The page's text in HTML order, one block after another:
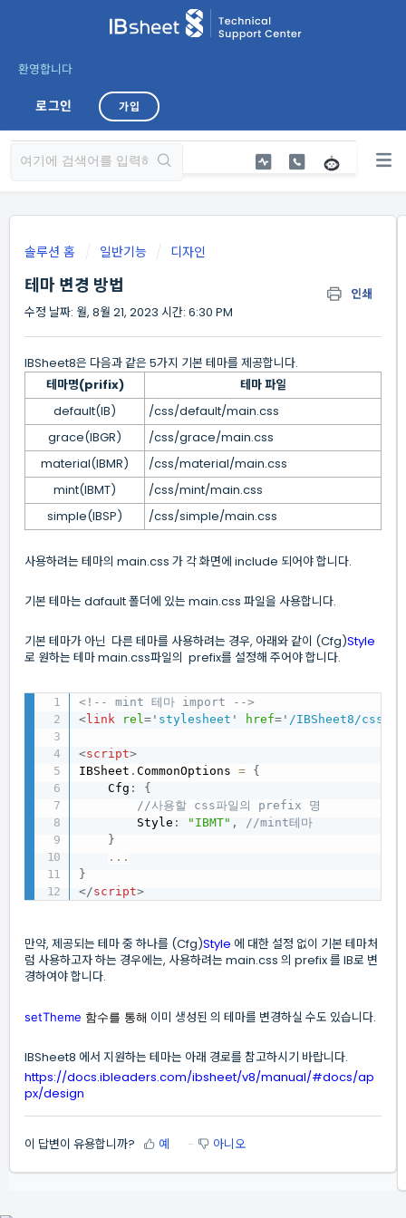
환영합니다
로그인 가입
솔루션 홈 일반기능 디자인
테마 변경 방법
인쇄
수정 날짜: 월, 8월 21, 2023 시간: 6:30 PM
IBSheet8은 다음과 같은 5가지 기본 테마를 제공합니다.
테마명(prifix)
테마 파일
default(IB)
/css/default/main.css
grace(IBGR)
/css/grace/main.css
material(IBMR)
/css/material/main.css
mint(IBMT)
/css/mint/main.css
simple(IBSP)
/css/simple/main.css
사용하려는 테마의 main.css 가 각 화면에 include 되어야 합니다.
기본 테마는 dafault 폴더에 있는 main.css 파일을 사용합니다.
기본 테마가 아닌 다른 테마를 사용하려는 경우, 아래와 같이 (Cfg)Style
로 원하는 테마 main.css파일의 prefix를 설정해 주어야 합니다.
<!-- mint 테마 import -->
<link rel= ' stylesheet ' href= ' /IBSheet8/css/
<script>
IBSheet .CommonOptions = {
    Cfg
:
{
//사용할 css파일의 prefix 명
        Style
: "IBMT" ,
//mint테마
}
...
}
</script>
만약, 제공되는 테마 중 하나를 (Cfg)Style 에 대한 설정 없이 기본 테마처
럼 사용하고자 하는 경우에는, 사용하려는 main.css 의 prefix 를 IB로 변
경하여야 합니다.
setTheme 함수를 통해 이미 생성된 의 테마를 변경하실 수도 있습니다.
IBSheet8 에서 지원하는 테마는 아래 경로를 참고하시기 바랍니다.
https://docs.ibleaders.com/ibsheet/v8/manual/#docs/ap
px/design
이 답변이 유용합니까? 예 아니오